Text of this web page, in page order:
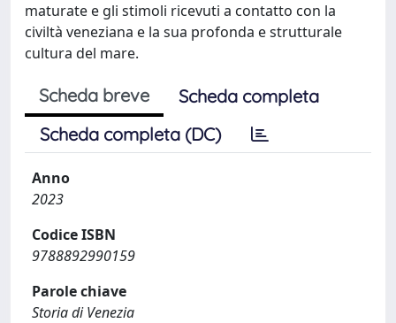
maturate e gli stimoli ricevuti a contatto con la
civiltà veneziana e la sua profonda e strutturale
cultura del mare.
Scheda breve
Scheda completa
Scheda completa (DC)
Anno
2023
Codice ISBN
9788892990159
Parole chiave
Storia di Venezia